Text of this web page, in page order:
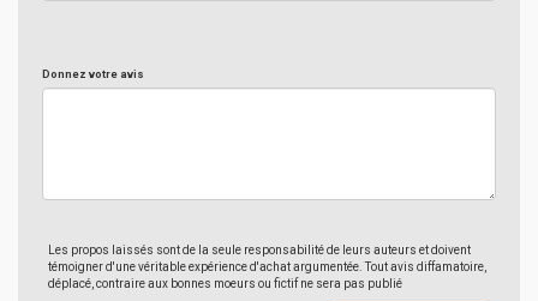
Donnez votre avis
Les propos laissés sont de la seule responsabilité de leurs auteurs et doivent
témoigner d'une véritable expérience d'achat argumentée. Tout avis diffamatoire,
déplacé, contraire aux bonnes moeurs ou fictif ne sera pas publié